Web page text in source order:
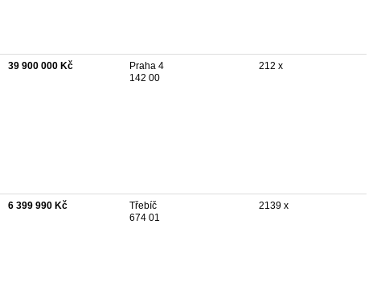
39 900 000 Kč
Praha 4
142 00
212 x
6 399 990 Kč
Třebíč
674 01
2139 x